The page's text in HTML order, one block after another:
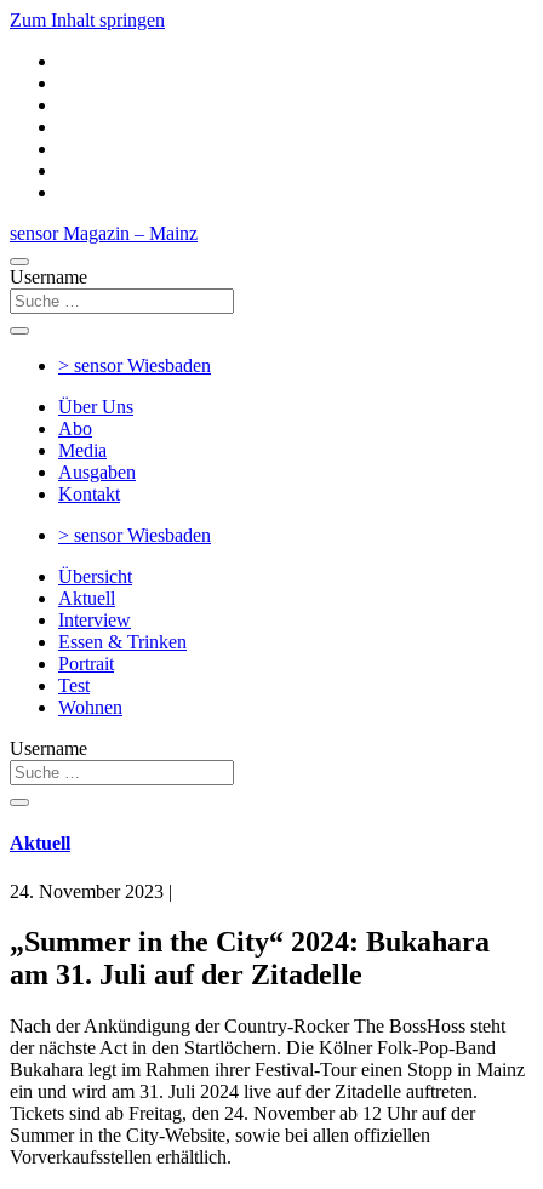
Zum Inhalt springen
sensor Magazin – Mainz
Username
> sensorWiesbaden
Über Uns
Abo
Media
Ausgaben
Kontakt
> sensorWiesbaden
Übersicht
Aktuell
Interview
Essen & Trinken
Portrait
Test
Wohnen
Username
Aktuell
24. November 2023 |
„Summer in the City“ 2024: Bukahara
am 31. Juli auf der Zitadelle
Nach der Ankündigung der Country-Rocker The BossHoss steht
der nächste Act in den Startlöchern. Die Kölner Folk-Pop-Band
Bukahara legt im Rahmen ihrer Festival-Tour einen Stopp in Mainz
ein und wird am 31. Juli 2024 live auf der Zitadelle auftreten.
Tickets sind ab Freitag, den 24. November ab 12 Uhr auf der
Summer in the City-Website, sowie bei allen offiziellen
Vorverkaufsstellen erhältlich.